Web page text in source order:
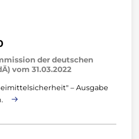
der deutschen
vom 31.03.2022
– Ausgabe